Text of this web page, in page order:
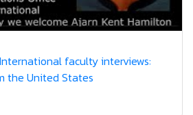
faculty interviews:
the United States